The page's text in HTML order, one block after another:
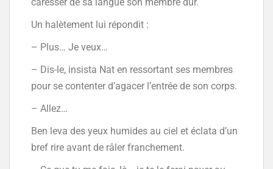
Un halètement lui répondit :
– Plus… Je veux…
– Dis-le, insista Nat en ressortant ses membres
pour se contenter d’agacer l’entrée de son corps.
– Allez…
Ben leva des yeux humides au ciel et éclata d’un
bref rire avant de râler franchement.